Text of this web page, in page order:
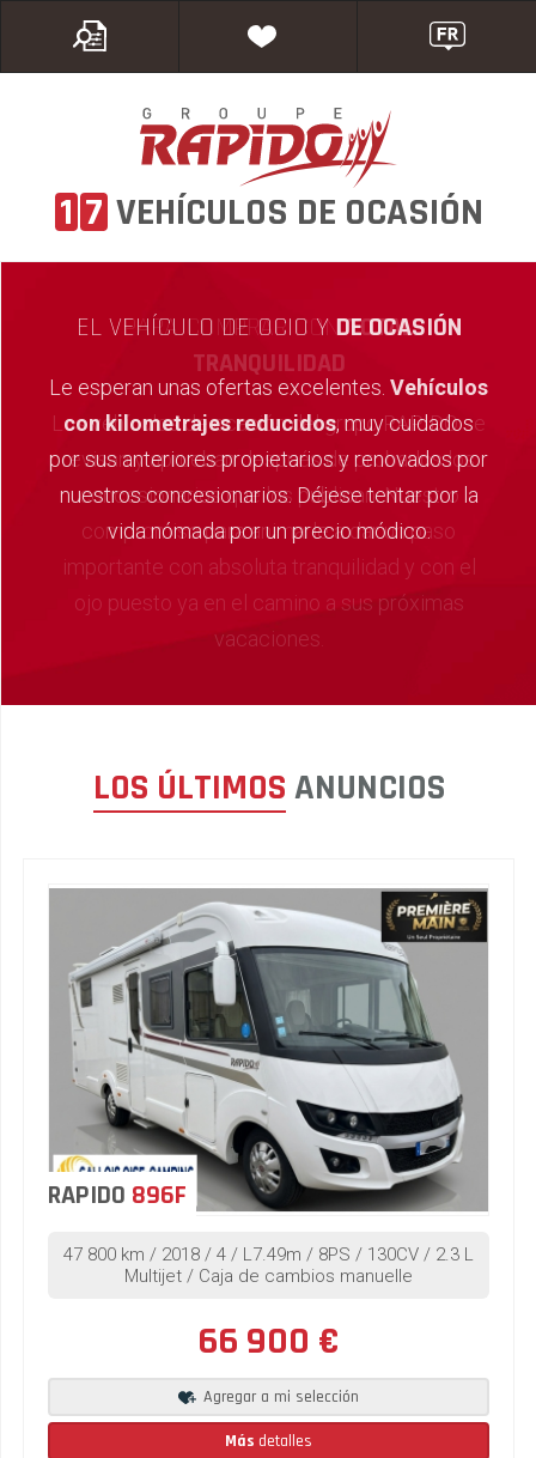
1 7 VEHÍCULOS DE OCASIÓN
EL VEHÍCULO DE OCIO YDE OCASIÓN
Le esperan unas ofertas excelentes. Vehículos
con kilometrajes reducidos, muy cuidados
por sus anteriores propietarios y renovados por
nuestros concesionarios. Déjese tentar por la
vida nómada por un precio módico.
LOS ÚLTIMOS ANUNCIOS
RAPIDO 896F
47 800 km / 2018 / 4 / L7.49m / 8PS / 130CV / 2.3 L
Multijet / Caja de cambios manuelle
66 900 €
Agregar a mi selección
Más detalles